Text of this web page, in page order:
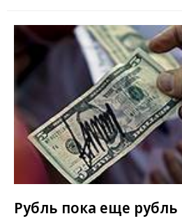
Рубль пока еще рубль